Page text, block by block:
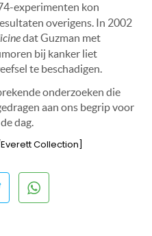
experimenten kon
overigens. In 2002
dat Guzman met
bij kanker liet
te beschadigen.
onderzoeken die
aan ons begrip voor
dag.
Collection]